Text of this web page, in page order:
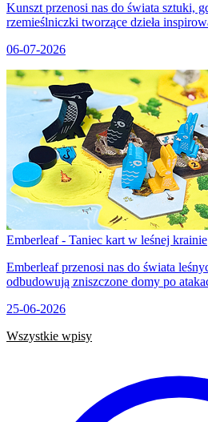
Kunszt przenosi nas do świata sztuki,
rzemieślniczki tworzące dzieła
06-07-2026
Emberleaf - Taniec kart w leśnej krainie
Emberleaf przenosi nas do świata
odbudowują zniszczone domy po
25-06-2026
Wszystkie wpisy